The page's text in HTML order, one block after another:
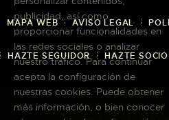
MAPA WEB AVISO LEGAL
HAZTE SEGUIDOR HAZTE
Copyright © 2026 El
publicidad, así como
proporcionar funcionalidades en
las redes sociales o analizar
nuestro tráfico. Para continuar
acepta la configuración de
nuestras cookies. Puede obtener
más información, o bien conocer